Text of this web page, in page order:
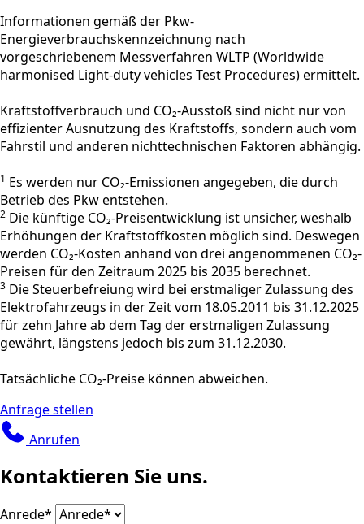
Informationen gemäß der Pkw-
Energieverbrauchskennzeichnung nach
vorgeschriebenem Messverfahren WLTP (Worldwide
harmonised Light-duty vehicles Test Procedures) ermittelt.
Kraftstoffverbrauch und CO₂-Ausstoß sind nicht nur von
effizienter Ausnutzung des Kraftstoffs, sondern auch vom
Fahrstil und anderen nichttechnischen Faktoren abhängig.
1 Es werden nur CO₂-Emissionen angegeben, die durch
Betrieb des Pkw entstehen.
2 Die künftige CO₂-Preisentwicklung ist unsicher, weshalb
Erhöhungen der Kraftstoffkosten möglich sind. Deswegen
werden CO₂-Kosten anhand von drei angenommenen CO₂-
Preisen für den Zeitraum 2025 bis 2035 berechnet.
3 Die Steuerbefreiung wird bei erstmaliger Zulassung des
Elektrofahrzeugs in der Zeit vom 18.05.2011 bis 31.12.2025
für zehn Jahre ab dem Tag der erstmaligen Zulassung
gewährt, längstens jedoch bis zum 31.12.2030.
Tatsächliche CO₂-Preise können abweichen.
Anfrage stellen
Anrufen
Kontaktieren Sie uns.
Anrede*